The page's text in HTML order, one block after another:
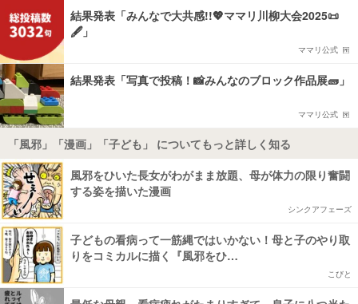
結果発表「みんなで大共感!!💖ママリ川柳大会2025📜
🖋️」
ママリ公式
結果発表「写真で投稿！📸みんなのブロック作品展🧱」
ママリ公式
「風邪」「漫画」「子ども」 についてもっと詳しく知る
風邪をひいた長女がわがまま放題、母が体力の限り奮闘
する姿を描いた漫画
シンクアフェーズ
子どもの看病って一筋縄ではいかない！母と子のやり取
りをコミカルに描く『風邪をひ…
こびと